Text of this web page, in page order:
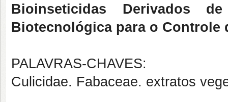
Bioinseticidas Derivados
Biotecnológica para o Controle
PALAVRAS-CHAVES:
Culicidae. Fabaceae. extratos